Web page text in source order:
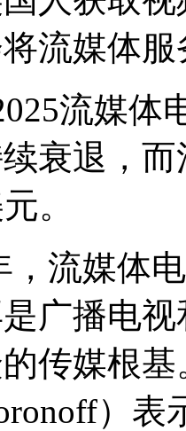
流媒体
流媒体
衰退，
。
，流媒体
广播电
传媒根
）表